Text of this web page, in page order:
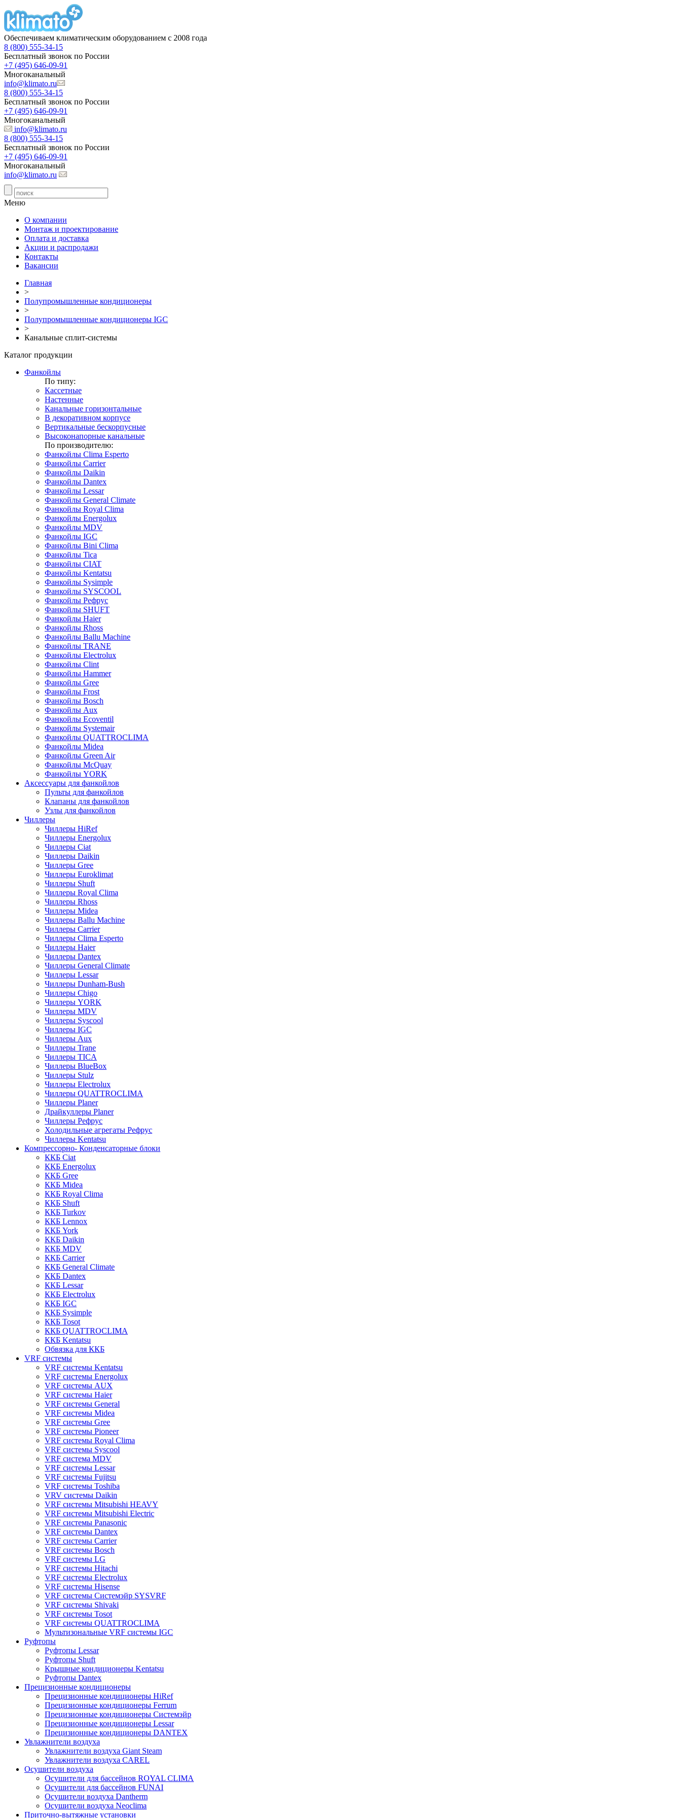
Обеспечиваем климатическим оборудованием с 2008 года
8 (800) 555-34-15
Бесплатный звонок по России
+7 (495) 646-09-91
Многоканальный
info@klimato.ru
8 (800) 555-34-15
Бесплатный звонок по России
+7 (495) 646-09-91
Многоканальный
info@klimato.ru
8 (800) 555-34-15
Бесплатный звонок по России
+7 (495) 646-09-91
Многоканальный
info@klimato.ru
Меню
О компании
Монтаж и проектирование
Оплата и доставка
Акции и распродажи
Контакты
Вакансии
Главная
>
Полупромышленные кондиционеры
>
Полупромышленные кондиционеры IGC
>
Канальные сплит-системы
Каталог продукции
Фанкойлы
По типу:
Кассетные
Настенные
Канальные горизонтальные
В декоративном корпусе
Вертикальные бескорпусные
Высоконапорные канальные
По производителю:
Фанкойлы Clima Esperto
Фанкойлы Carrier
Фанкойлы Daikin
Фанкойлы Dantex
Фанкойлы Lessar
Фанкойлы General Climate
Фанкойлы Royal Clima
Фанкойлы Energolux
Фанкойлы MDV
Фанкойлы IGC
Фанкойлы Bini Clima
Фанкойлы Tica
Фанкойлы CIAT
Фанкойлы Kentatsu
Фанкойлы Sysimple
Фанкойлы SYSCOOL
Фанкойлы Рефрус
Фанкойлы SHUFT
Фанкойлы Haier
Фанкойлы Rhoss
Фанкойлы Ballu Machine
Фанкойлы TRANE
Фанкойлы Electrolux
Фанкойлы Clint
Фанкойлы Hammer
Фанкойлы Gree
Фанкойлы Frost
Фанкойлы Bosch
Фанкойлы Aux
Фанкойлы Ecoventil
Фанкойлы Systemair
Фанкойлы QUATTROCLIMA
Фанкойлы Midea
Фанкойлы Green Air
Фанкойлы McQuay
Фанкойлы YORK
Аксессуары для фанкойлов
Пульты для фанкойлов
Клапаны для фанкойлов
Узлы для фанкойлов
Чиллеры
Чиллеры HiRef
Чиллеры Energolux
Чиллеры Ciat
Чиллеры Daikin
Чиллеры Gree
Чиллеры Euroklimat
Чиллеры Shuft
Чиллеры Royal Clima
Чиллеры Rhoss
Чиллеры Midea
Чиллеры Ballu Machine
Чиллеры Carrier
Чиллеры Clima Esperto
Чиллеры Haier
Чиллеры Dantex
Чиллеры General Climate
Чиллеры Lessar
Чиллеры Dunham-Bush
Чиллеры Chigo
Чиллеры YORK
Чиллеры MDV
Чиллеры Syscool
Чиллеры IGC
Чиллеры Aux
Чиллеры Trane
Чиллеры TICA
Чиллеры BlueBox
Чиллеры Stulz
Чиллеры Electrolux
Чиллеры QUATTROCLIMA
Чиллеры Planer
Драйкуллеры Planer
Чиллеры Рефрус
Холодильные агрегаты Рефрус
Чиллеры Kentatsu
Компрессорно- Конденсаторные блоки
ККБ Ciat
ККБ Energolux
ККБ Gree
ККБ Midea
ККБ Royal Clima
ККБ Shuft
ККБ Turkov
ККБ Lennox
ККБ York
ККБ Daikin
ККБ MDV
ККБ Carrier
ККБ General Climate
ККБ Dantex
ККБ Lessar
ККБ Electrolux
ККБ IGC
ККБ Sysimple
ККБ Tosot
ККБ QUATTROCLIMA
ККБ Kentatsu
Обвязка для ККБ
VRF системы
VRF системы Kentatsu
VRF системы Energolux
VRF системы AUX
VRF системы Haier
VRF системы General
VRF системы Midea
VRF системы Gree
VRF системы Pioneer
VRF системы Royal Clima
VRF системы Syscool
VRF система MDV
VRF системы Lessar
VRF системы Fujitsu
VRF системы Toshiba
VRV системы Daikin
VRF системы Mitsubishi HEAVY
VRF системы Mitsubishi Electric
VRF системы Panasonic
VRF системы Dantex
VRF системы Carrier
VRF системы Bosch
VRF системы LG
VRF системы Hitachi
VRF системы Electrolux
VRF системы Hisense
VRF системы Системэйр SYSVRF
VRF системы Shivaki
VRF системы Tosot
VRF системы QUATTROCLIMA
Мультизональные VRF системы IGC
Руфтопы
Руфтопы Lessar
Руфтопы Shuft
Крышные кондиционеры Kentatsu
Руфтопы Dantex
Прецизионные кондиционеры
Прецизионные кондиционеры HiRef
Прецизионные кондиционеры Ferrum
Прецизионные кондиционеры Системэйр
Прецизионные кондиционеры Lessar
Прецизионные кондиционеры DANTEX
Увлажнители воздуха
Увлажнители воздуха Giant Steam
Увлажнители воздуха CAREL
Осушители воздуха
Осушители для бассейнов ROYAL CLIMA
Осушители для бассейнов FUNAI
Осушители воздуха Dantherm
Осушители воздуха Neoclima
Приточно-вытяжные установки